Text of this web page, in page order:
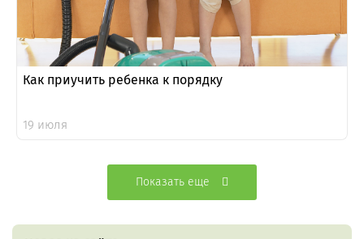
Как приучить ребенка к порядку
19 июля
Показать еще